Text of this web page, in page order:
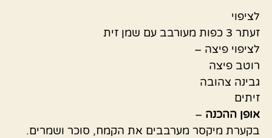
לציפוי
זעתר 3 כפות מעורבב עם שמן זית
לציפוי פיצה –
רוטב פיצה
גבינה צהובה
זיתים
אופן ההכנה –
בקערת מיקסר מערבבים את הקמח, סוכר ושמרים.